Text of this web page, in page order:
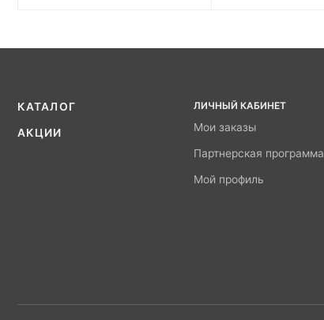
КАТАЛОГ
АКЦИИ
ЛИЧНЫЙ КАБИНЕТ
Мои заказы
Партнерская программа
Мой профиль